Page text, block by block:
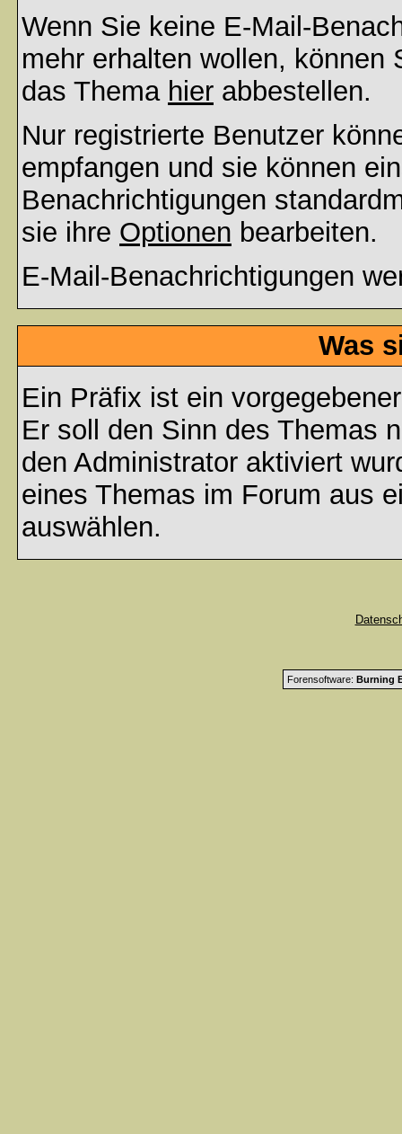
Wenn Sie keine E-Mail-
mehr erhalten wollen,
das Thema hier abbestellen.
Nur registrierte Benutzer
empfangen und sie können
Benachrichtigungen
sie ihre Optionen bearbeiten.
E-Mail-Benachrichtigungen
Was
Ein Präfix ist ein
Er soll den Sinn des Themas
den Administrator aktiviert
eines Themas im Forum aus
auswählen.
Forensoftware: Burning